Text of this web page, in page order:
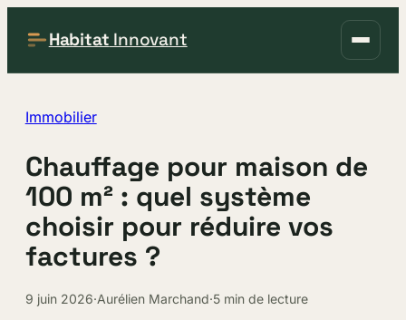
Habitat Innovant
Immobilier
Chauffage pour maison de
100 m² : quel système
choisir pour réduire vos
factures ?
9 juin 2026·Aurélien Marchand·5 min de lecture